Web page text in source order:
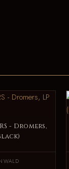
- Dromers,